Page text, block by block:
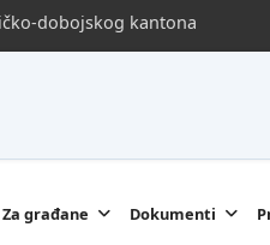
dobojskog kantona
Za građane Dokumenti